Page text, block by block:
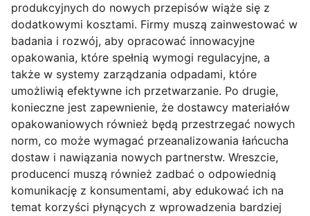
produkcyjnych do nowych przepisów wiąże się z
dodatkowymi kosztami. Firmy muszą zainwestować w
badania i rozwój, aby opracować innowacyjne
opakowania, które spełnią wymogi regulacyjne, a
także w systemy zarządzania odpadami, które
umożliwią efektywne ich przetwarzanie. Po drugie,
konieczne jest zapewnienie, że dostawcy materiałów
opakowaniowych również będą przestrzegać nowych
norm, co może wymagać przeanalizowania łańcucha
dostaw i nawiązania nowych partnerstw. Wreszcie,
producenci muszą również zadbać o odpowiednią
komunikację z konsumentami, aby edukować ich na
temat korzyści płynących z wprowadzenia bardziej